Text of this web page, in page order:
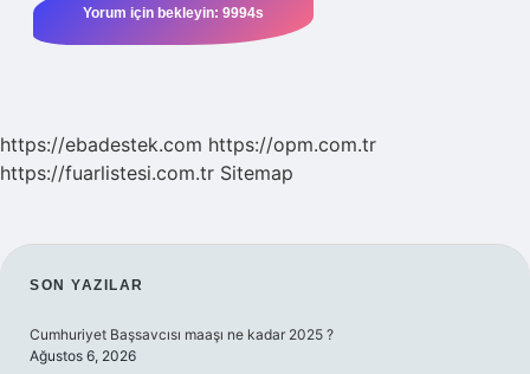
https://ebadestek.com https://opm.com.tr
https://fuarlistesi.com.tr Sitemap
SIDEBAR
SON YAZILAR
Cumhuriyet Başsavcısı maaşı ne kadar 2025 ?
Ağustos 6, 2026